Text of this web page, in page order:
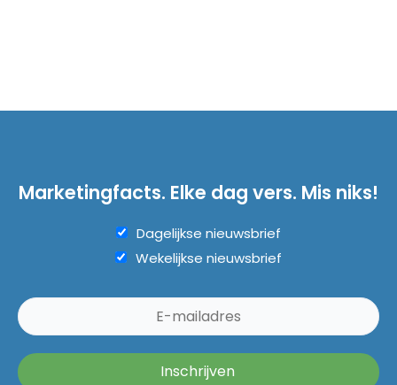
Marketingfacts. Elke dag vers. Mis niks!
Dagelijkse nieuwsbrief
Wekelijkse nieuwsbrief